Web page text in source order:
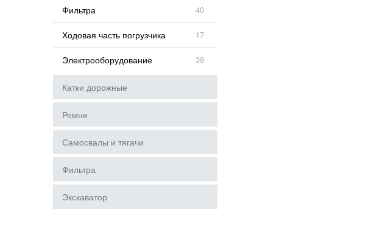
Фильтра 40
Ходовая часть погрузчика 17
Электрооборудование 39
Катки дорожные
Ремни
Самосвалы и тягачи
Фильтра
Экскаватор